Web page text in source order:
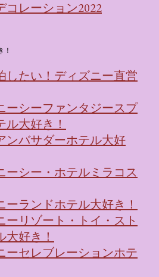
コレーション2022
！
したい！ディズニー直営
ーシーファンタジースプ
ル大好き！
ンバサダーホテル大好
ーシー・ホテルミラコス
ーランドホテル大好き！
ーリゾート・トイ・スト
好き！
ーセレブレーションホテ